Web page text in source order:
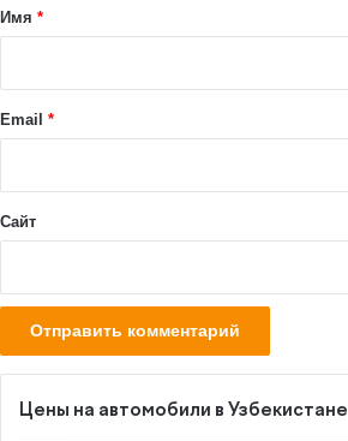
а
й
Имя *
Email *
Сайт
Цены на автомобили в Узбекистане